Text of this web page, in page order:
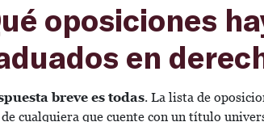
oposiciones
en
breve es todas. La lista de
cualquiera que cuente con un título